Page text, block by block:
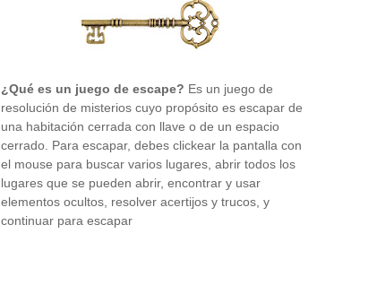
¿Qué es un juego de escape? Es un juego de
resolución de misterios cuyo propósito es escapar de
una habitación cerrada con llave o de un espacio
cerrado. Para escapar, debes clickear la pantalla con
el mouse para buscar varios lugares, abrir todos los
lugares que se pueden abrir, encontrar y usar
elementos ocultos, resolver acertijos y trucos, y
continuar para escapar